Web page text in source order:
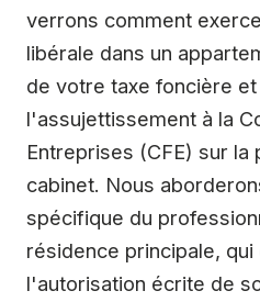
verrons comment
libérale dans un
de votre taxe foncière
l'assujettissement à la
Entreprises (CFE) sur la
cabinet. Nous
spécifique du
résidence principale,
l'autorisation écrite de